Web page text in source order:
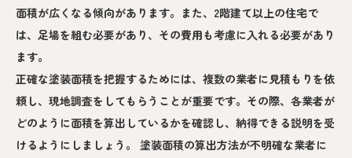
面積が広くなる傾向があります。また、2階建て以上の住宅で
は、足場を組む必要があり、その費用も考慮に入れる必要があり
ます。
正確な塗装面積を把握するためには、複数の業者に見積もりを依
頼し、現地調査をしてもらうことが重要です。その際、各業者が
どのように面積を算出しているかを確認し、納得できる説明を受
けるようにしましょう。 塗装面積の算出方法が不明確な業者に